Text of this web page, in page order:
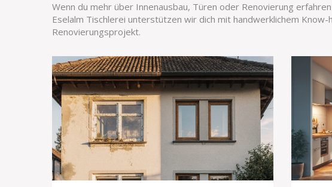
Wenn du mehr über Innenausbau, Türen oder Renovierung
Eselalm Tischlerei unterstützen wir dich mit handwerklichem
Renovierungsprojekt.